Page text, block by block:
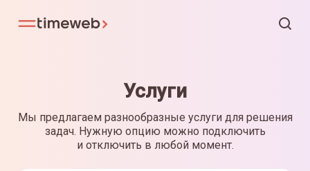
Услуги
Мы предлагаем разнообразные услуги для решения
задач. Нужную опцию можно подключить
и отключить в любой момент.